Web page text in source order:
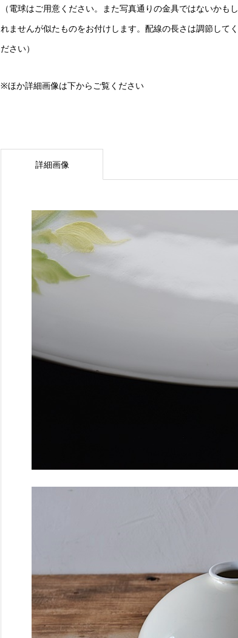
（電球はご用意ください。また写真通りの金具ではないかもし
れませんが似たものをお付けします。配線の長さは調節してく
ださい）
※ほか詳細画像は下からご覧ください
詳細画像